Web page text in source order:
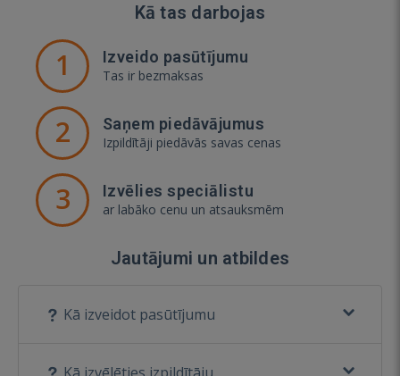
Kā tas darbojas
1 Izveido pasūtījumu
Tas ir bezmaksas
2 Saņem piedāvājumus
Izpildītāji piedāvās savas cenas
3 Izvēlies speciālistu
ar labāko cenu un atsauksmēm
Jautājumi un atbildes
Kā izveidot pasūtījumu
Kā izvēlēties izpildītāju